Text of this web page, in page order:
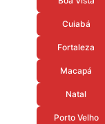
Cuiabá
Fortaleza
Macapá
Natal
Porto Velho